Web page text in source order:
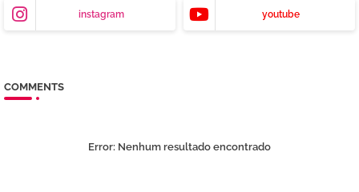
instagram youtube
COMMENTS
Error: Nenhum resultado encontrado